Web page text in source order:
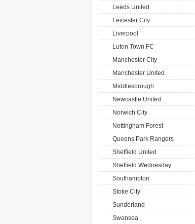
Leeds United
Leicester City
Liverpool
Luton Town FC
Manchester City
Manchester United
Middlesbrough
Newcastle United
Norwich City
Nottingham Forest
Queens Park Rangers
Sheffield United
Sheffield Wednesday
Southampton
Stoke City
Sunderland
Swansea